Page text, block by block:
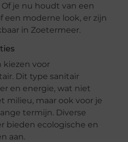
je nu houdt van een
een moderne look, er zijn
in Zoetermeer.
kiezen voor
Dit type sanitair
en energie, wat niet
milieu, maar ook voor je
termijn. Diverse
bieden ecologische en
aan.